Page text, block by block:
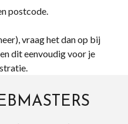
postcode.
vraag het dan op bij
dit eenvoudig voor je